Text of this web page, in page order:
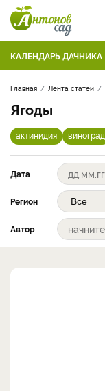
КАЛЕНДАРЬ ДАЧНИКА
Главная Лента статей
Ягоды
актинидия виноград
Дата
Регион
Автор